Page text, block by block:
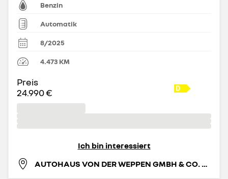
Benzin
Automatik
8/2025
4.473 KM
Preis
24.990 €
Ich bin interessiert
AUTOHAUS VON DER WEPPEN GMBH & CO. KG